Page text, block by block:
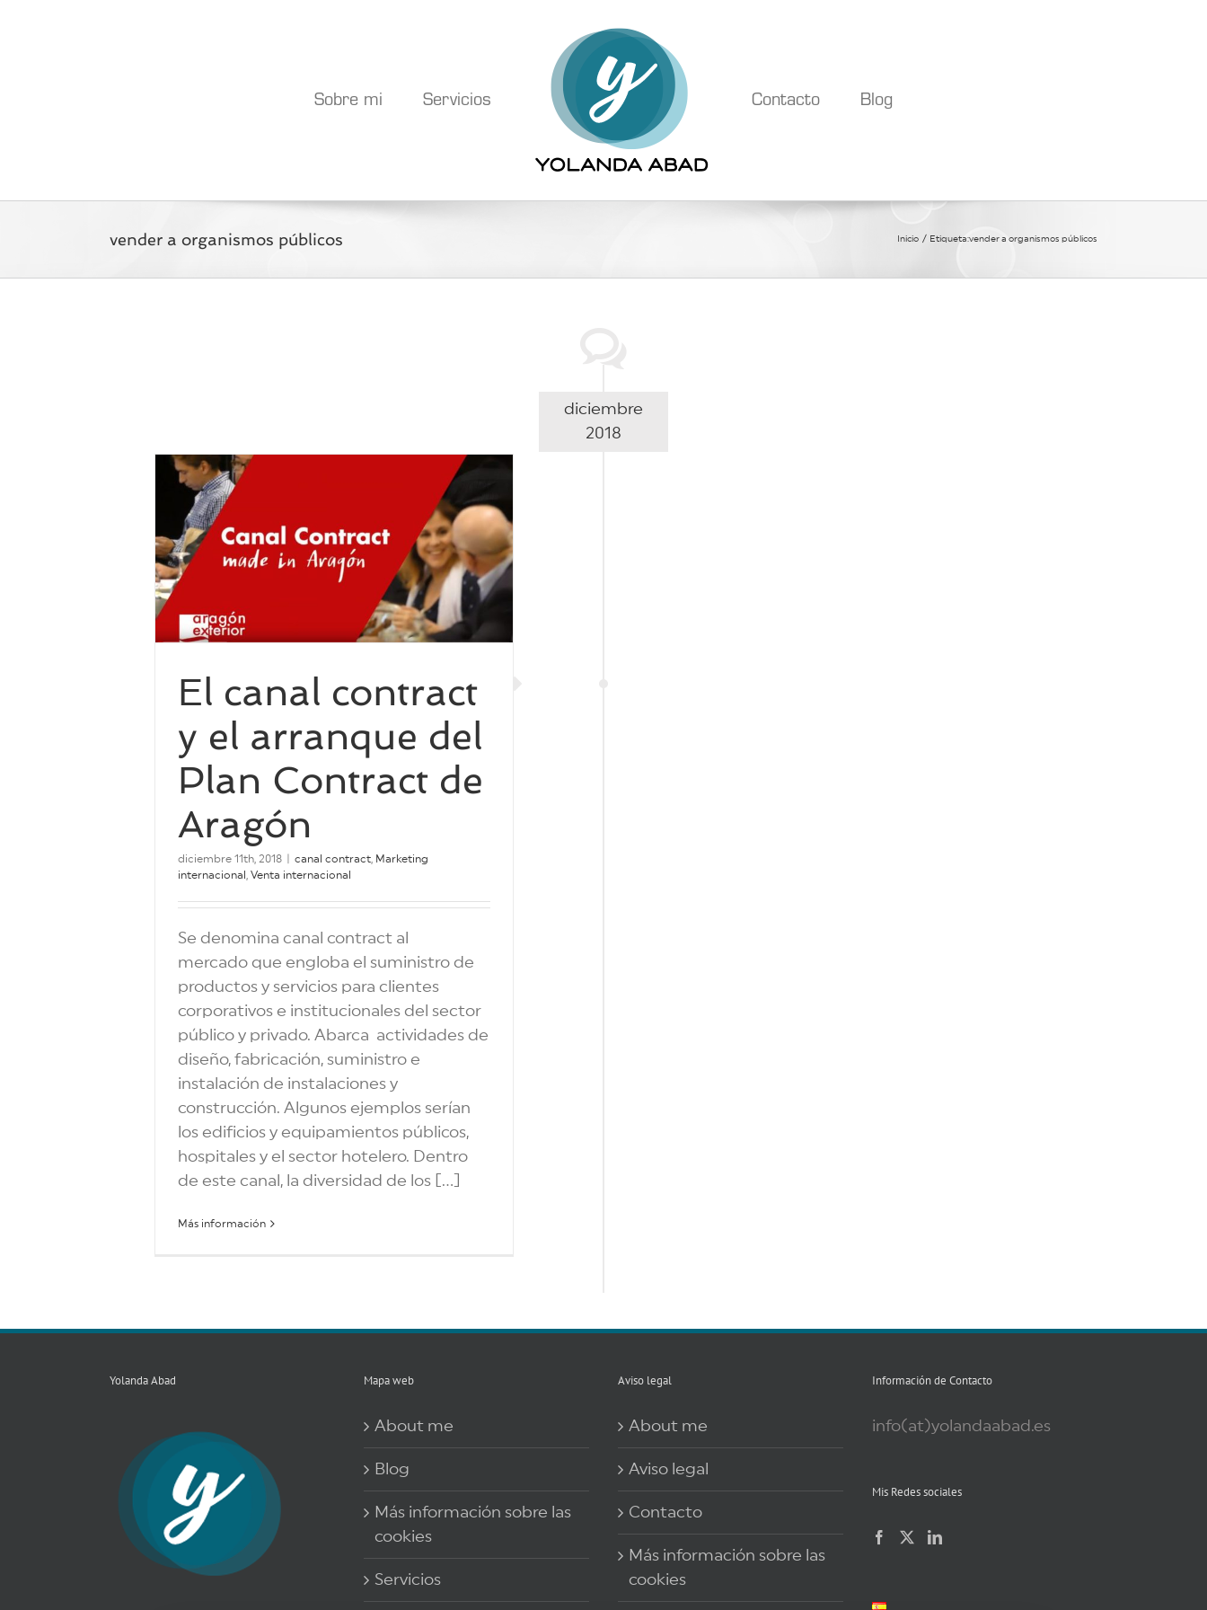
Sobre mi Servicios Contacto Blog
vender a organismos públicos Inicio Etiqueta:vender a organismos públicos
diciembre
2018
El canal contract
y el arranque del
Plan Contract de
Aragón
diciembre 11th, 2018 canal contract Marketing
internacional
Venta internacional
Se denomina canal contract al
mercado que engloba el suministro de
productos y servicios para clientes
corporativos e institucionales del sector
público y privado. Abarca actividades de
diseño, fabricación, suministro e
instalación de instalaciones y
construcción. Algunos ejemplos serían
los edificios y equipamientos públicos,
hospitales y el sector hotelero. Dentro
de este canal, la diversidad de los [...]
Más información
Yolanda Abad Mapa web
About me
Blog
Más información sobre las
cookies
Servicios
Aviso legal
About me
Aviso legal
Contacto
Más información sobre las
cookies
Información de Contacto
info(at)yolandaabad.es
Mis Redes sociales